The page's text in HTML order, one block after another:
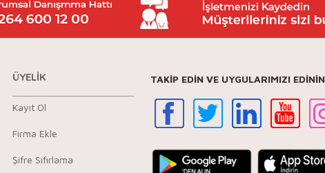
ÜYELİK
Kayıt Ol
Firma Ekle
Şifre Sıfırlama
TAKİP EDİN VE UYGULARIMIZI EDİNİN